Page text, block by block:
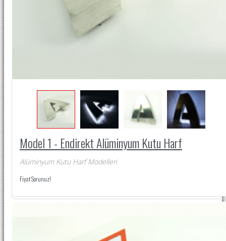
Model 1 - Endirekt Alüminyum Kutu Harf
Alüminyum Kutu Harf Modelleri
Fiyat Sorunuz!